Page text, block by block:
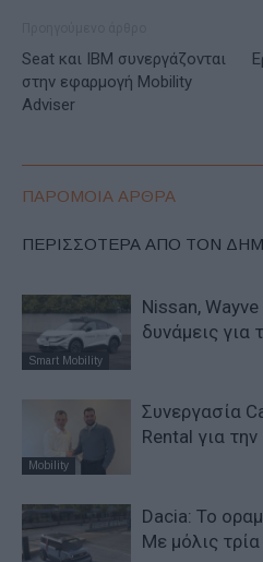
Seat και IBM συνεργάζονται
στην εφαρμογή Mobility
Adviser
ΠΑΡΟΜΟΙΑ ΑΡΘΡΑ
ΠΕΡΙΣΣΟΤΕΡΑ ΑΠΟ ΤΟΝ
Smart Mobility
Nissan,
δυνάμεις για
Mobility
Συνεργασία
Rental για
Dacia: To
Με μόλις